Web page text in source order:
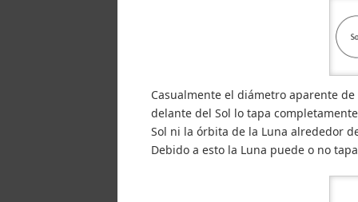
Casualmente el diámetro aparente
delante del Sol lo tapa
Sol ni la órbita de la Luna alrededor
Debido a esto la Luna puede o no